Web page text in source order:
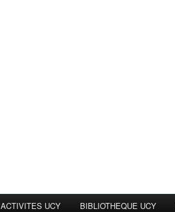
ACTIVITES UCY BIBLIOTHEQUE UCY